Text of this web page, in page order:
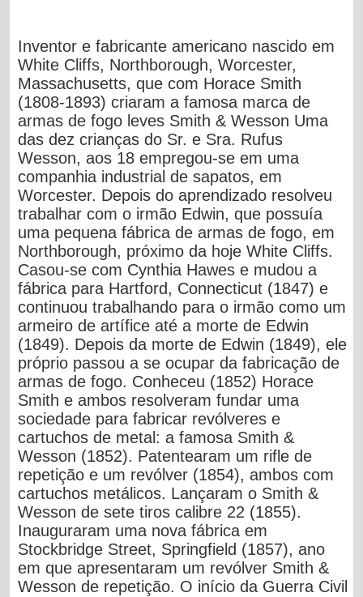
Inventor e fabricante americano nascido em
White Cliffs, Northborough, Worcester,
Massachusetts, que com Horace Smith
(1808-1893) criaram a famosa marca de
armas de fogo leves Smith & Wesson Uma
das dez crianças do Sr. e Sra. Rufus
Wesson, aos 18 empregou-se em uma
companhia industrial de sapatos, em
Worcester. Depois do aprendizado resolveu
trabalhar com o irmão Edwin, que possuía
uma pequena fábrica de armas de fogo, em
Northborough, próximo da hoje White Cliffs.
Casou-se com Cynthia Hawes e mudou a
fábrica para Hartford, Connecticut (1847) e
continuou trabalhando para o irmão como um
armeiro de artífice até a morte de Edwin
(1849). Depois da morte de Edwin (1849), ele
próprio passou a se ocupar da fabricação de
armas de fogo. Conheceu (1852) Horace
Smith e ambos resolveram fundar uma
sociedade para fabricar revólveres e
cartuchos de metal: a famosa Smith &
Wesson (1852). Patentearam um rifle de
repetição e um revólver (1854), ambos com
cartuchos metálicos. Lançaram o Smith &
Wesson de sete tiros calibre 22 (1855).
Inauguraram uma nova fábrica em
Stockbridge Street, Springfield (1857), ano
em que apresentaram um revólver Smith &
Wesson de repetição. O início da Guerra Civil